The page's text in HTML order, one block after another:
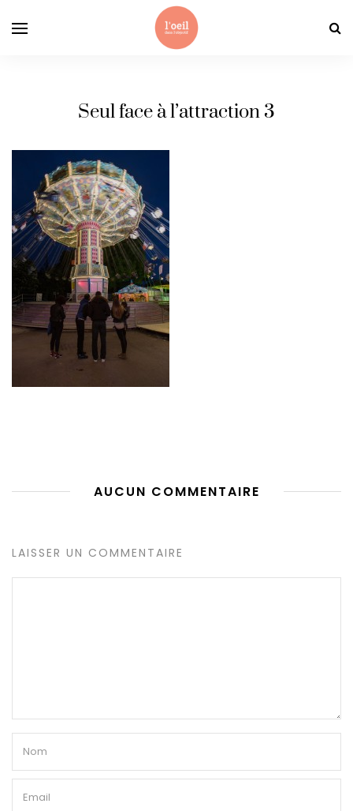
Seul face à l’attraction 3
AUCUN COMMENTAIRE
LAISSER UN COMMENTAIRE